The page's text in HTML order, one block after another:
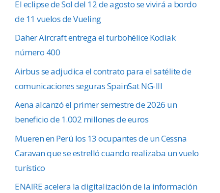
El eclipse de Sol del 12 de agosto se vivirá a bordo
de 11 vuelos de Vueling
Daher Aircraft entrega el turbohélice Kodiak
número 400
Airbus se adjudica el contrato para el satélite de
comunicaciones seguras SpainSat NG-III
Aena alcanzó el primer semestre de 2026 un
beneficio de 1.002 millones de euros
Mueren en Perú los 13 ocupantes de un Cessna
Caravan que se estrelló cuando realizaba un vuelo
turístico
ENAIRE acelera la digitalización de la información